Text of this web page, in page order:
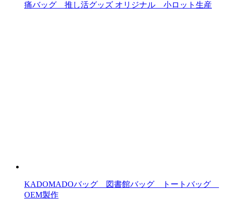
痛バッグ 推し活グッズ オリジナル 小ロット生産
KADOMADOバッグ 図書館バッグ トートバッグ
OEM製作